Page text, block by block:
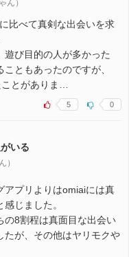
ん）
比べて真剣な出会いを求
遊び目的の人が多かった
ともあったのですが、
ことがありま…
5 0
いる
）
アプリよりはomiaiには真
じました。
の8割程は真面目な出会い
たが、その他はヤリモクや